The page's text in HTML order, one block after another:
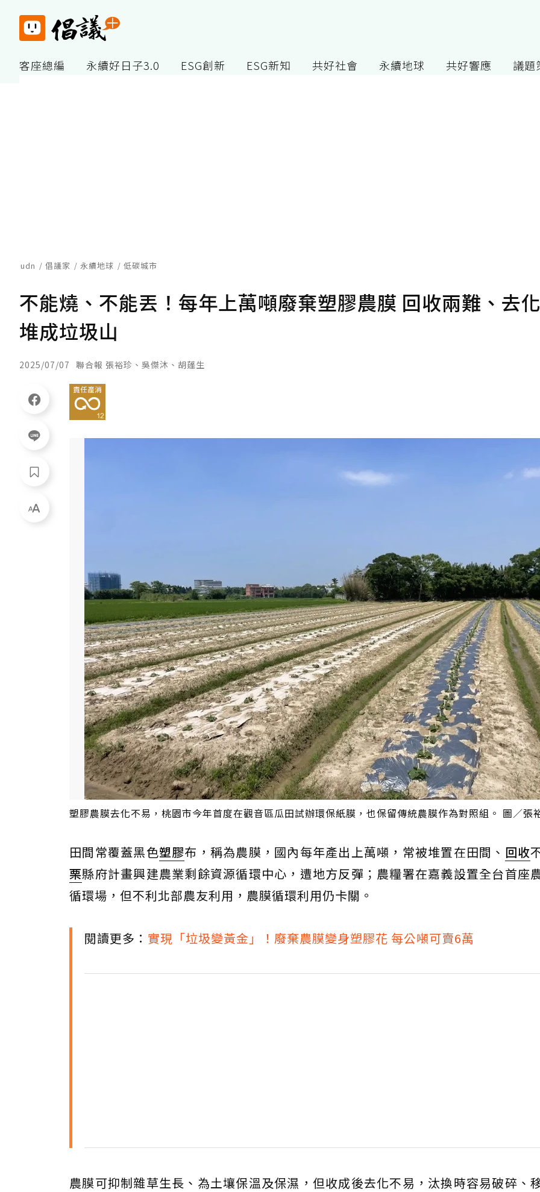
客座總編 永續好日子3.0 ESG創新 ESG新知 共好社會 永續地球 共好響應 議題
udn 倡議家 永續地球 低碳城市
不能燒、不能丟！每年上萬噸廢棄塑膠農膜 回收兩難、去
堆成垃圾山
2025/07/07 聯合報 張裕珍、吳傑沐、胡蓬生
塑膠農膜去化不易，桃園市今年首度在觀音區瓜田試辦環保紙膜，也保留傳統農膜作為對照組。 圖／張
田間常覆蓋黑色塑膠布，稱為農膜，國內每年產出上萬噸，常被堆置在田間、 回收
栗縣府計畫興建農業剩餘資源循環中心，遭地方反彈；農糧署在嘉義設置全台首座
循環場，但不利北部農友利用，農膜循環利用仍卡關。
閱讀更多： 實現「垃圾變黃金」！廢棄農膜變身塑膠花 每公噸可賣6萬
農膜可抑制雜草生長、為土壤保溫及保濕，但收成後去化不易，汰換時容易破碎、